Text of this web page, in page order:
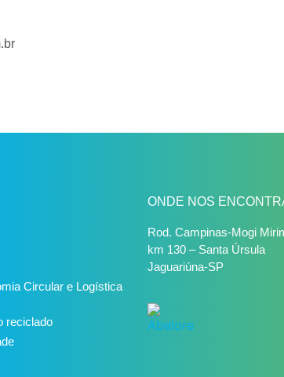
Circular e Logística
reciclado
ONDE NOS
Rod. Campinas-Mogi
km 130 – Santa Úrsula
Jaguariúna-SP